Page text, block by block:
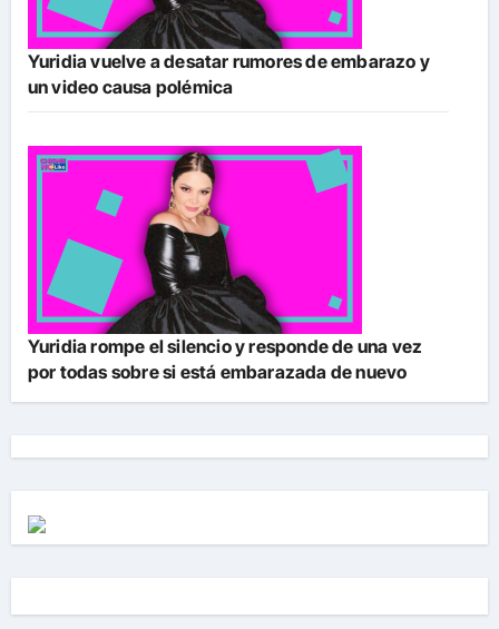
Yuridia vuelve a desatar rumores de embarazo y
un video causa polémica
Yuridia rompe el silencio y responde de una vez
por todas sobre si está embarazada de nuevo